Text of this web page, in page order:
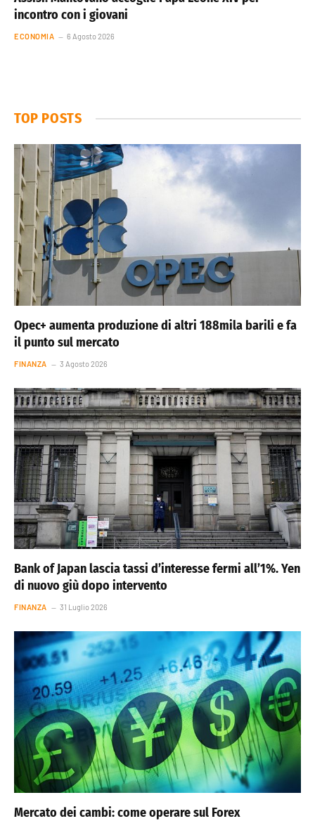
incontro con i giovani
ECONOMIA 6 Agosto 2026
TOP POSTS
Opec+ aumenta produzione di altri 188mila barili e fa
il punto sul mercato
FINANZA 3 Agosto 2026
Bank of Japan lascia tassi d’interesse fermi all’1%. Yen
di nuovo giù dopo intervento
FINANZA 31 Luglio 2026
Mercato dei cambi: come operare sul Forex